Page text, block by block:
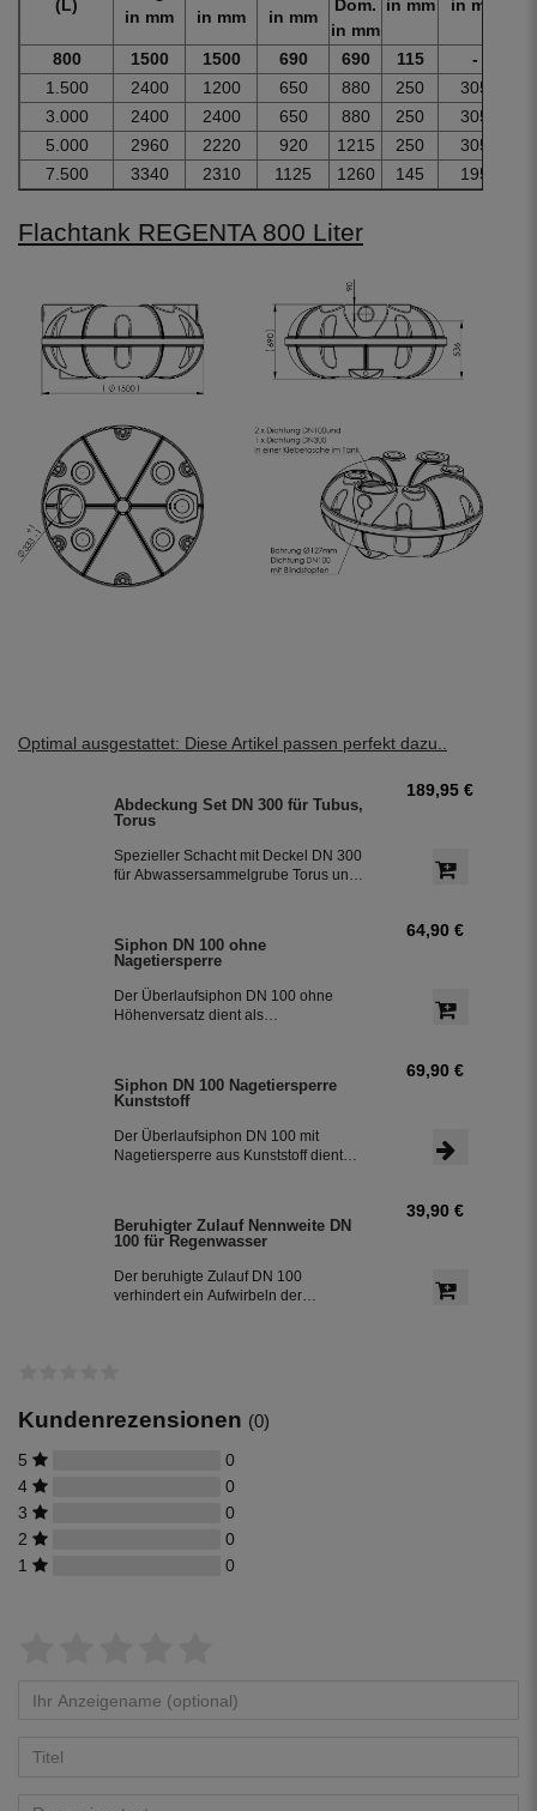
(L)
in mm
in mm
in mm
Dom.
in mm
in mm in mm
800 1500 1500 690 690 115 -
1.500
2400 1200 650 880 250 305
3.000
2400 2400 650 880 250 305
5.000
2960 2220 920 1215 250 305
7.500
3340 2310 1125 1260 145 195
Flachtank REGENTA 800 Liter
Optimal ausgestattet: Diese Artikel passen perfekt dazu..
Abdeckung Set DN 300 für Tubus,
Torus
Spezieller Schacht mit Deckel DN 300
für Abwassersammelgrube Torus und
size: 16px; background-color: yellow;">
<strong>Bitte beachten Sie: Bei
Bestellung ohne Tank fallen
Versandkosten an! Diese werden im
189,95 €
Siphon DN 100 ohne
Nagetiersperre
Der Überlaufsiphon DN 100 ohne
Höhenversatz dient als
Siphon die an der Oberfläche
schwimmenden Partikel. Der Siphon ist
die 3. Reinigungsstufe in der Zisterne.
64,90 €
Siphon DN 100 Nagetiersperre
Kunststoff
Der Überlaufsiphon DN 100 mit
Nagetiersperre aus Kunststoff dient
Abwasserkanal entfernt beim
Überlaufen der Zisterne die an der
Oberfläche schwimmenden Partikel.
Der Siphon ist die 3. Reinigungsstufe
69,90 €
Beruhigter Zulauf Nennweite DN
100 für Regenwasser
Der beruhigte Zulauf DN 100
verhindert ein Aufwirbeln der
39,90 €
Kundenrezensionen (0)
5
0
4
0
3
0
2
0
1
0